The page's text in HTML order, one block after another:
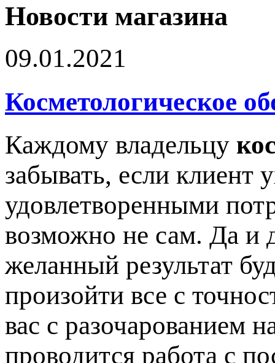
Новости магазина
09.01.2021
Косметологическое
Каждому владельцу
забывать, если клиент
удовлетворенными
возможно не сам. Да и
желанный результат
произойти все с
вас с разочарованием
проводится работа с